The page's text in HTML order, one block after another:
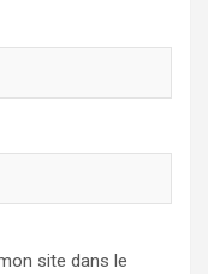
site dans le